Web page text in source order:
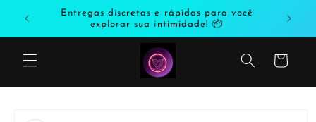
para o
Entregas discretas e rápidas para você
explorar sua intimidade! 📦
Carrinho